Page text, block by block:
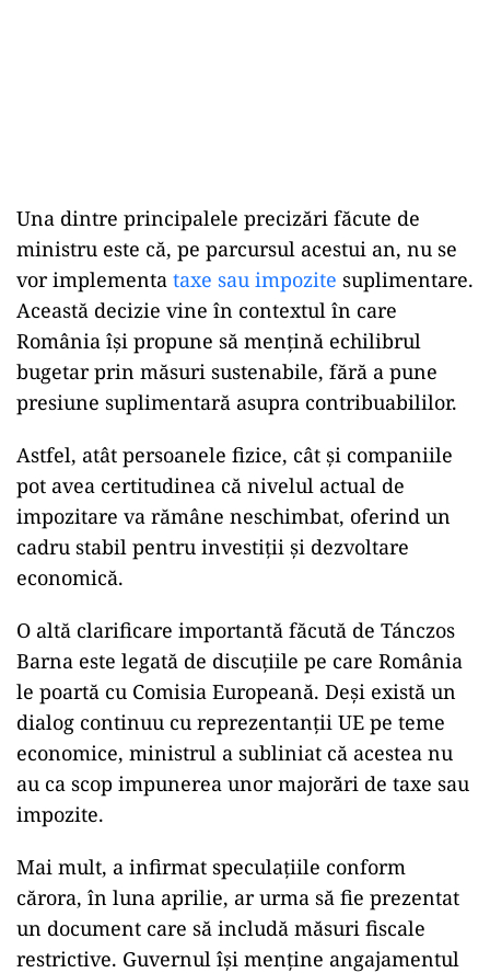
Una dintre principalele precizări făcute de
ministru este că, pe parcursul acestui an, nu se
vor implementa taxe sau impozite suplimentare.
Această decizie vine în contextul în care
România își propune să mențină echilibrul
bugetar prin măsuri sustenabile, fără a pune
presiune suplimentară asupra contribuabililor.
Astfel, atât persoanele fizice, cât și companiile
pot avea certitudinea că nivelul actual de
impozitare va rămâne neschimbat, oferind un
cadru stabil pentru investiții și dezvoltare
economică.
O altă clarificare importantă făcută de Tánczos
Barna este legată de discuțiile pe care România
le poartă cu Comisia Europeană. Deși există un
dialog continuu cu reprezentanții UE pe teme
economice, ministrul a subliniat că acestea nu
au ca scop impunerea unor majorări de taxe sau
impozite.
Mai mult, a infirmat speculațiile conform
cărora, în luna aprilie, ar urma să fie prezentat
un document care să includă măsuri fiscale
restrictive. Guvernul își menține angajamentul